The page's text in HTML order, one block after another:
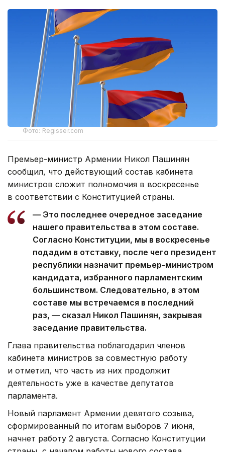
Фото: Regisser.com
Премьер-министр Армении Никол Пашинян
сообщил, что действующий состав кабинета
министров сложит полномочия в воскресенье
в соответствии с Конституцией страны.
— Это последнее очередное заседание
нашего правительства в этом составе.
Согласно Конституции, мы в воскресенье
подадим в отставку, после чего президент
республики назначит премьер-министром
кандидата, избранного парламентским
большинством. Следовательно, в этом
составе мы встречаемся в последний
раз, — сказал Никол Пашинян, закрывая
заседание правительства.
Глава правительства поблагодарил членов
кабинета министров за совместную работу
и отметил, что часть из них продолжит
деятельность уже в качестве депутатов
парламента.
Новый парламент Армении девятого созыва,
сформированный по итогам выборов 7 июня,
начнет работу 2 августа. Согласно Конституции